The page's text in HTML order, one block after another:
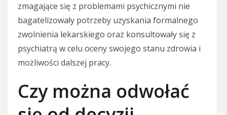
zmagające się z problemami psychicznymi nie
bagatelizowały potrzeby uzyskania formalnego
zwolnienia lekarskiego oraz konsultowały się z
psychiatrą w celu oceny swojego stanu zdrowia i
możliwości dalszej pracy.
Czy można odwołać